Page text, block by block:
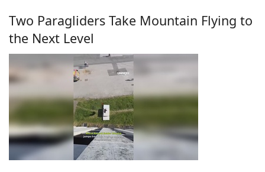
Two Paragliders Take Mountain Flying to
the Next Level